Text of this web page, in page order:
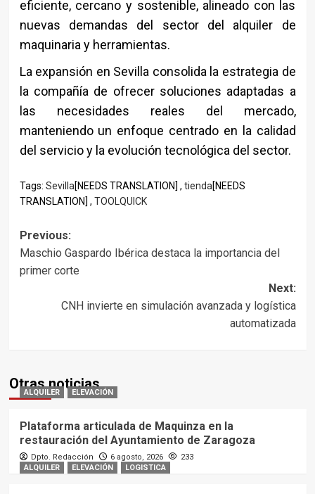
eficiente, cercano y sostenible, alineado con las
nuevas demandas del sector del alquiler de
maquinaria y herramientas.
La expansión en Sevilla consolida la estrategia de
la compañía de ofrecer soluciones adaptadas a
las necesidades reales del mercado,
manteniendo un enfoque centrado en la calidad
del servicio y la evolución tecnológica del sector.
Tags: Sevilla[NEEDS TRANSLATION] , tienda[NEEDS
TRANSLATION] , TOOLQUICK
Post
navigation
Previous:
Maschio Gaspardo Ibérica destaca la importancia del
primer corte
Next:
CNH invierte en simulación avanzada y logística
automatizada
Otras noticias
ALQUILER ELEVACIÓN
Plataforma articulada de Maquinza en la
restauración del Ayuntamiento de Zaragoza
Dpto. Redacción 6 agosto, 2026
233
ALQUILER
ELEVACIÓN LOGISTICA